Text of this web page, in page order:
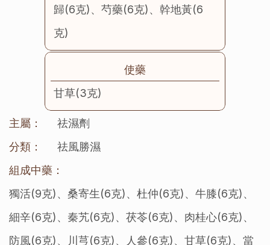
歸(6克)、芍藥(6克)、幹地黃(6
克)
使藥
甘草(3克)
主屬：
祛濕劑
分類：
祛風勝濕
組成中藥：
獨活(9克)、桑寄生(6克)、杜仲(6克)、牛膝(6克)、
細辛(6克)、秦艽(6克)、茯苓(6克)、肉桂心(6克)、
防風(6克)、川芎(6克)、人參(6克)、甘草(6克)、當